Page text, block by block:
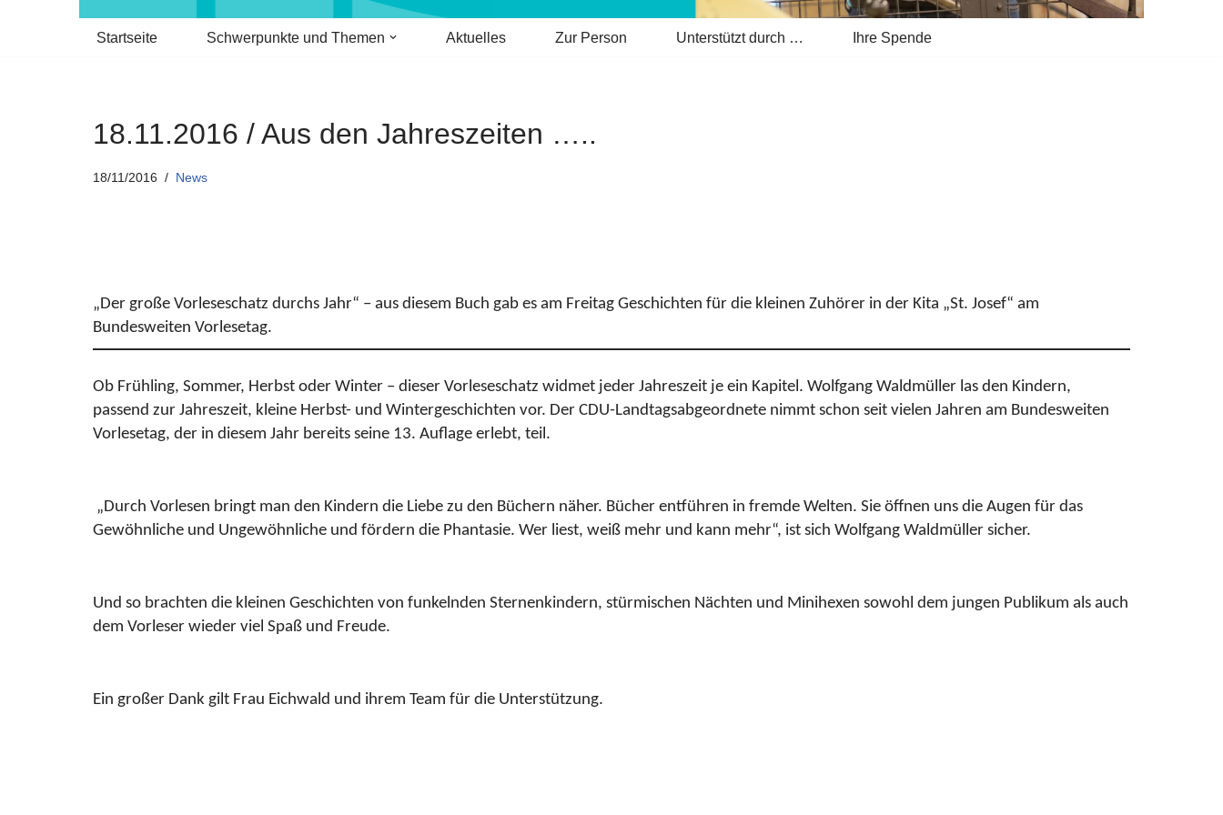
Startseite Schwerpunkte und Themen Aktuelles Zur Person Unterstützt durch … Ihre Spende
18.11.2016 / Aus den Jahreszeiten …..
18/11/2016 News
„Der große Vorleseschatz durchs Jahr“ – aus diesem Buch gab es am Freitag Geschichten für die kleinen Zuhörer in der Kita „St. Josef“ am
Bundesweiten Vorlesetag.
Ob Frühling, Sommer, Herbst oder Winter – dieser Vorleseschatz widmet jeder Jahreszeit je ein Kapitel. Wolfgang Waldmüller las den Kindern,
passend zur Jahreszeit, kleine Herbst- und Wintergeschichten vor. Der CDU-Landtagsabgeordnete nimmt schon seit vielen Jahren am Bundesweiten
Vorlesetag, der in diesem Jahr bereits seine 13. Auflage erlebt, teil.
„Durch Vorlesen bringt man den Kindern die Liebe zu den Büchern näher. Bücher entführen in fremde Welten. Sie öffnen uns die Augen für das
Gewöhnliche und Ungewöhnliche und fördern die Phantasie. Wer liest, weiß mehr und kann mehr“, ist sich Wolfgang Waldmüller sicher.
Und so brachten die kleinen Geschichten von funkelnden Sternenkindern, stürmischen Nächten und Minihexen sowohl dem jungen Publikum als auch
dem Vorleser wieder viel Spaß und Freude.
Ein großer Dank gilt Frau Eichwald und ihrem Team für die Unterstützung.